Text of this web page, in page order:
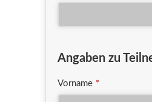
Angaben zu
Vorname *